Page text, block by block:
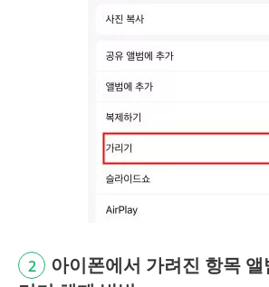
2
아이폰에서 가려진 항목